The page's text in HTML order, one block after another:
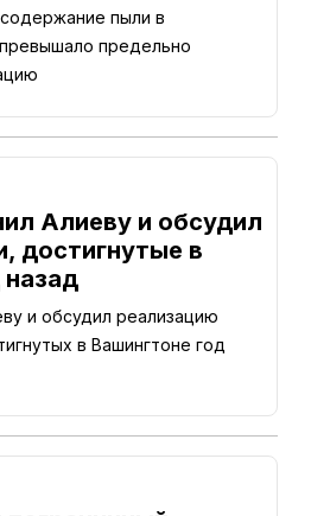
пыли в
предельно
Алиеву и обсудил
достигнутые в
назад
и обсудил реализацию
в Вашингтоне год